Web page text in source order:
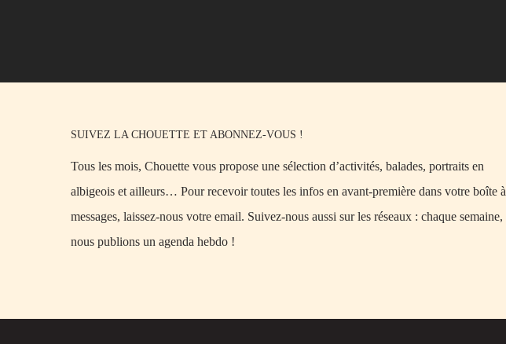
SUIVEZ LA CHOUETTE ET ABONNEZ-VOUS !
Tous les mois, Chouette vous propose une sélection d’activités, balades, portraits en
albigeois et ailleurs… Pour recevoir toutes les infos en avant-première dans votre boîte à
messages, laissez-nous votre email. Suivez-nous aussi sur les réseaux : chaque semaine,
nous publions un agenda hebdo !